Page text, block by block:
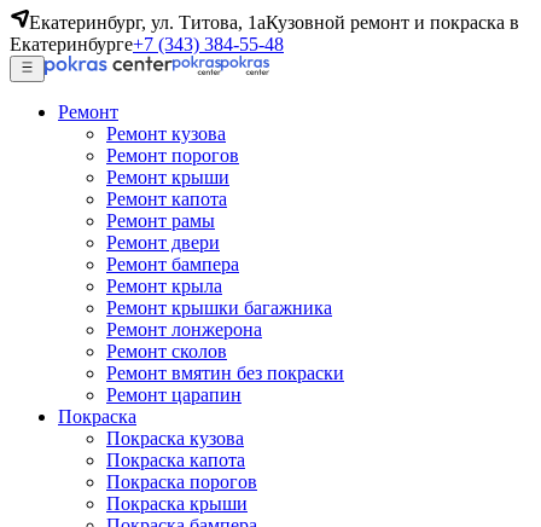
Екатеринбург, ул. Титова, 1аКузовной ремонт и покраска в
Екатеринбурге+7 (343) 384-55-48
Ремонт
Ремонт кузова
Ремонт порогов
Ремонт крыши
Ремонт капота
Ремонт рамы
Ремонт двери
Ремонт бампера
Ремонт крыла
Ремонт крышки багажника
Ремонт лонжерона
Ремонт сколов
Ремонт вмятин без покраски
Ремонт царапин
Покраска
Покраска кузова
Покраска капота
Покраска порогов
Покраска крыши